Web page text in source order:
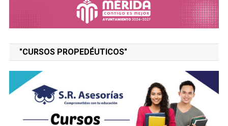
"CURSOS PROPEDÉUTICOS"